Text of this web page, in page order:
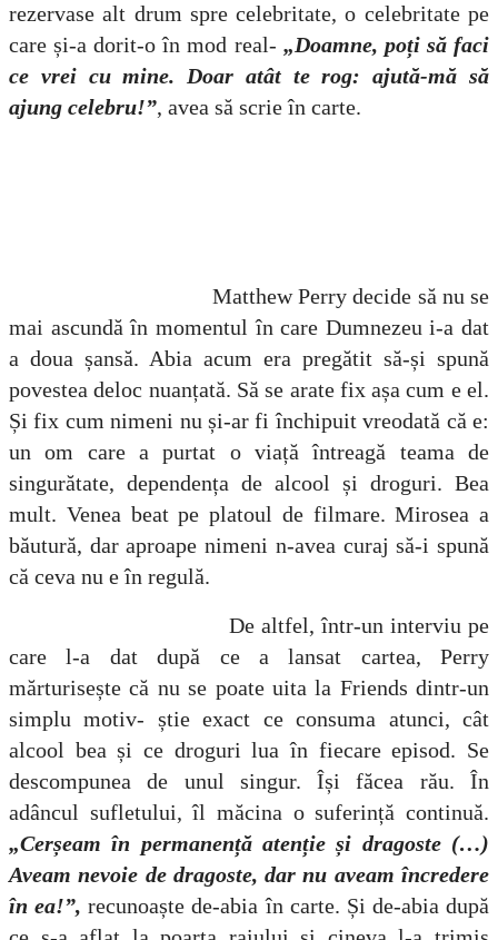
rezervase alt drum spre celebritate, o celebritate pe
care și-a dorit-o în mod real- „Doamne, poți să faci
ce vrei cu mine. Doar atât te rog: ajută-mă să
ajung celebru!”, avea să scrie în carte.
Matthew Perry decide să nu se
mai ascundă în momentul în care Dumnezeu i-a dat
a doua șansă. Abia acum era pregătit să-și spună
povestea deloc nuanțată. Să se arate fix așa cum e el.
Și fix cum nimeni nu și-ar fi închipuit vreodată că e:
un om care a purtat o viață întreagă teama de
singurătate, dependența de alcool și droguri. Bea
mult. Venea beat pe platoul de filmare. Mirosea a
băutură, dar aproape nimeni n-avea curaj să-i spună
că ceva nu e în regulă.
De altfel, într-un interviu pe
care l-a dat după ce a lansat cartea, Perry
mărturisește că nu se poate uita la Friends dintr-un
simplu motiv- știe exact ce consuma atunci, cât
alcool bea și ce droguri lua în fiecare episod. Se
descompunea de unul singur. Își făcea rău. În
adâncul sufletului, îl măcina o suferință continuă.
„Cerșeam în permanență atenție și dragoste (…)
Aveam nevoie de dragoste, dar nu aveam încredere
în ea!”, recunoaște de-abia în carte. Și de-abia după